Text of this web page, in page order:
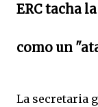
ERC tacha
como un
La secretaria